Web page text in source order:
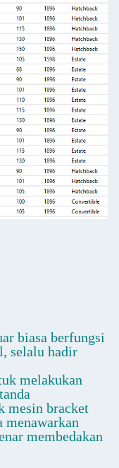
biasa berfungsi
selalu hadir
melakukan
mesin bracket
menawarkan
membedakan